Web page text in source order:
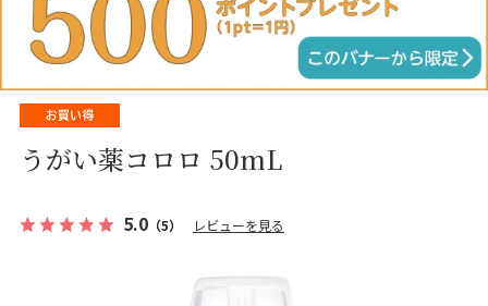
うがい薬コロロ 50mL
5.0（5） レビューを見る